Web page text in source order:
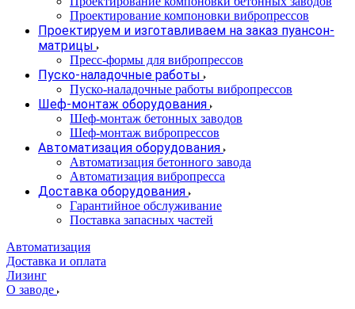
Проектирование компоновки вибропрессов
Проектируем и изготавливаем на заказ пуансон-
матрицы
Пресс-формы для вибропрессов
Пуско-наладочные работы
Пуско-наладочные работы вибропрессов
Шеф-монтаж оборудования
Шеф-монтаж бетонных заводов
Шеф-монтаж вибропрессов
Автоматизация оборудования
Автоматизация бетонного завода
Автоматизация вибропресса
Доставка оборудования
Гарантийное обслуживание
Поставка запасных частей
Автоматизация
Доставка и оплата
Лизинг
О заводе